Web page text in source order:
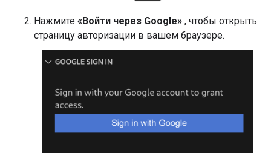
Нажмите «Войти через Google» , чтобы открыть
страницу авторизации в вашем браузере.